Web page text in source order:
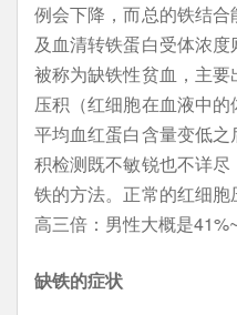
例会下降，而总的铁结
及血清转铁蛋白受体浓度
被称为缺铁性贫血，主
压积（红细胞在血液中
平均血红蛋白含量变低
积检测既不敏锐也不详
铁的方法。正常的红细
高三倍：男性大概是
缺铁的症状